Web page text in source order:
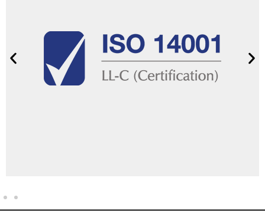
Mit der ISO 14001 Zertifizierung verpflichten wir uns
zu einem verantwortungsvollen Umgang mit der
Umwelt. Diese Norm hilft uns, unsere
Umweltleistung zu verbessern, Umweltbelastungen
zu reduzieren und nachhaltige Praktiken zu fördern.